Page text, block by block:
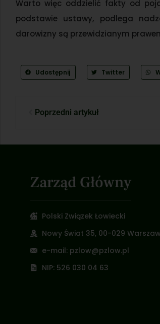
Warto więc oddzielić fakty od
podstawie ustawy, podlega
darowizny są przewidzianym
Udostępnij Twitter
Poprzedni artykuł
Zarząd Główny
Polski Związek Łowiecki
Nowy Świat 35, 00-029
e-mail: pzlow@pzlow.pl
NIP: 526 030 04 63